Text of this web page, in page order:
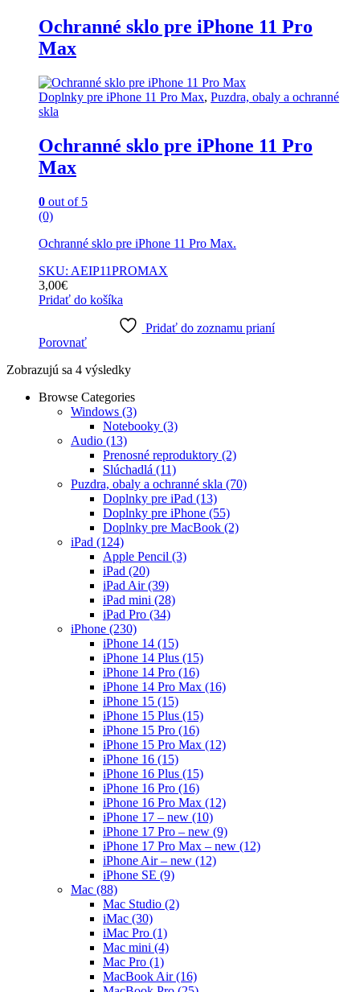
Ochranné sklo pre iPhone 11 Pro
Max
Doplnky pre iPhone 11 Pro Max, Puzdra, obaly a ochranné
skla
Ochranné sklo pre iPhone 11 Pro
Max
0 out of 5
(0)
Ochranné sklo pre iPhone 11 Pro Max.
SKU: AEIP11PROMAX
3,00€
Pridať do košíka
Pridať do zoznamu prianí
Porovnať
Zobrazujú sa 4 výsledkySorted
popularity
Browse Categories
Windows (3)
Notebooky (3)
Audio (13)
Prenosné reproduktory (2)
Slúchadlá (11)
Puzdra, obaly a ochranné skla (70)
Doplnky pre iPad (13)
Doplnky pre iPhone (55)
Doplnky pre MacBook (2)
iPad (124)
Apple Pencil (3)
iPad (20)
iPad Air(39)
iPad mini (28)
iPad Pro (34)
iPhone (230)
iPhone 14 (15)
iPhone 14 Plus (15)
iPhone 14 Pro (16)
iPhone 14 Pro Max (16)
iPhone 15 (15)
iPhone 15 Plus (15)
iPhone 15 Pro (16)
iPhone 15 Pro Max (12)
iPhone 16 (15)
iPhone 16 Plus (15)
iPhone 16 Pro (16)
iPhone 16 Pro Max (12)
iPhone 17 – new (10)
iPhone 17 Pro – new (9)
iPhone 17 Pro Max – new (12)
iPhone Air – new (12)
iPhone SE (9)
Mac (88)
Mac Studio (2)
iMac (30)
iMac Pro (1)
Mac mini (4)
Mac Pro (1)
MacBook Air(16)